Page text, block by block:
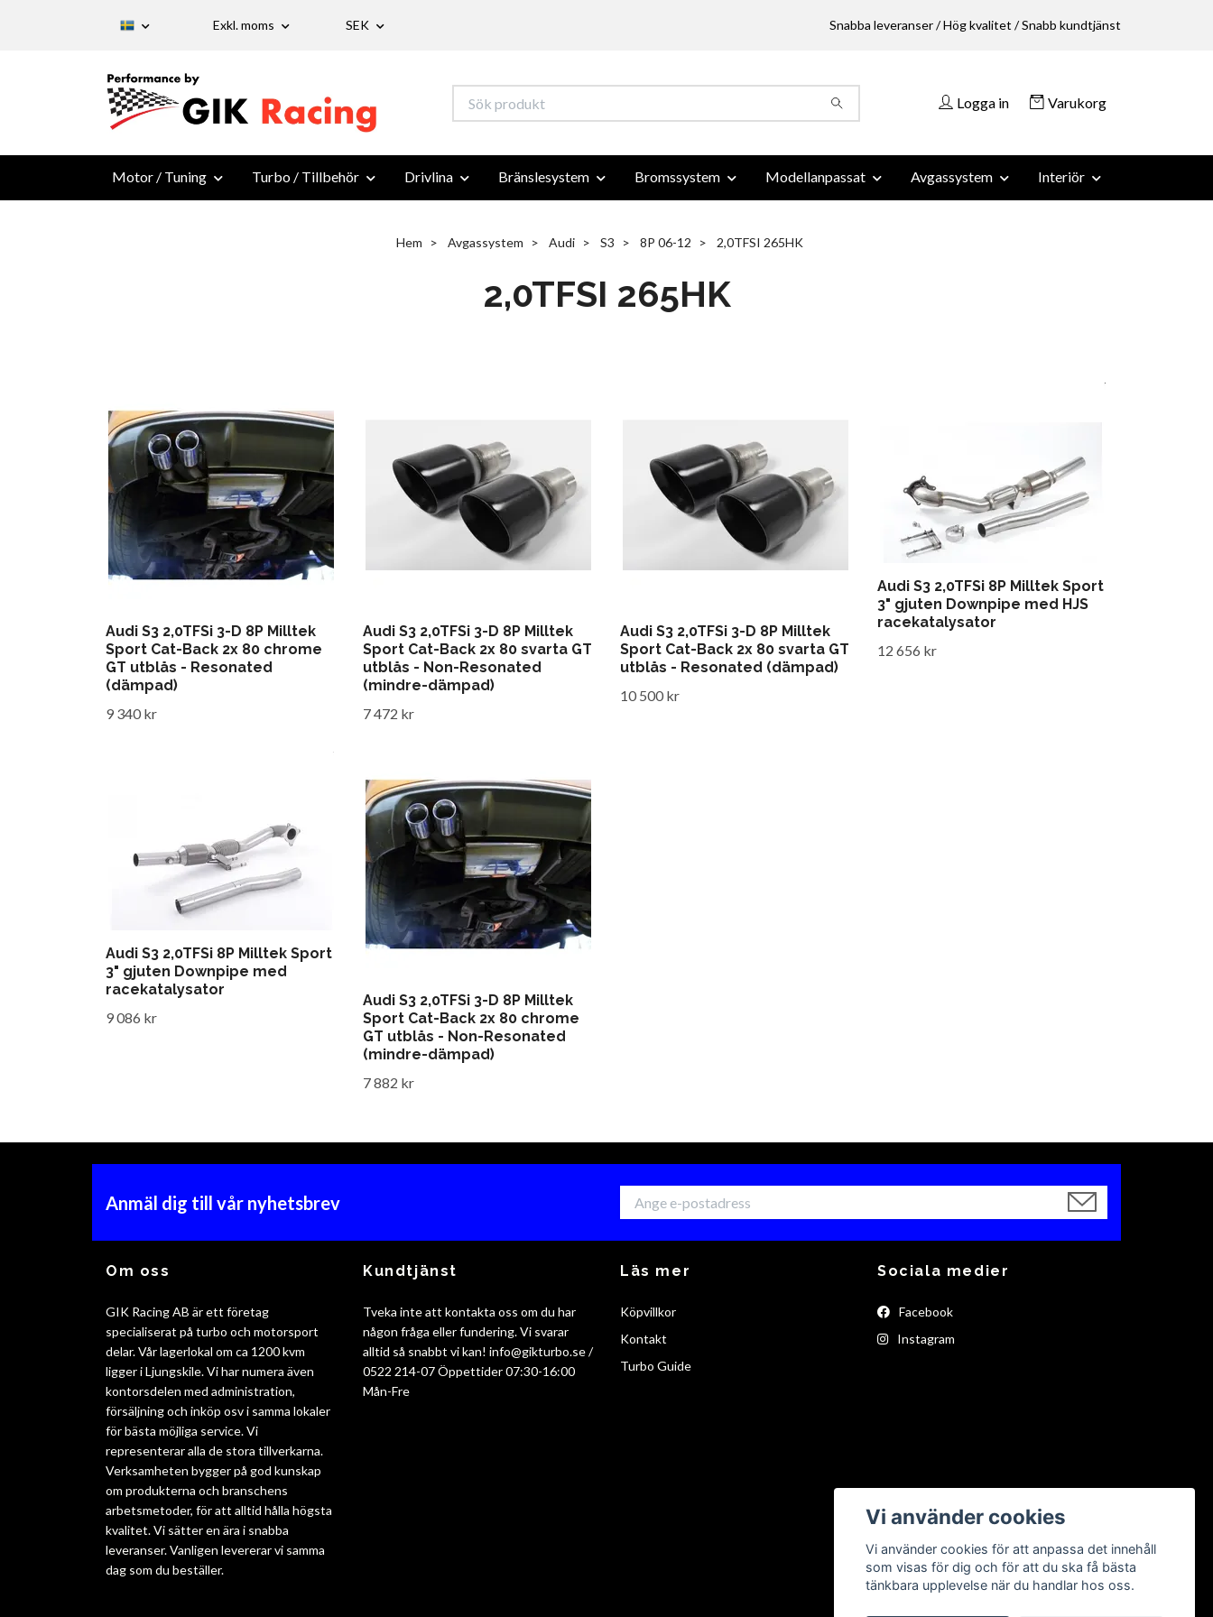
Exkl. moms SEK Snabba leveranser / Hög kvalitet / Snabb kundtjänst
Logga in Varukorg
Motor / Tuning Turbo / Tillbehör Drivlina Bränslesystem Bromssystem Modellanpassat Avgassystem Interiör
Hem Avgassystem Audi S3 8P 06-12 2,0TFSI 265HK
2,0TFSI 265HK
Audi S3 2,0TFSi 3-D 8P Milltek
Sport Cat-Back 2x 80 chrome
GT utblås - Resonated
(dämpad)
9 340 kr
Audi S3 2,0TFSi 3-D 8P Milltek
Sport Cat-Back 2x 80 svarta GT
utblås - Non-Resonated
(mindre-dämpad)
7 472 kr
Audi S3 2,0TFSi 3-D 8P Milltek
Sport Cat-Back 2x 80 svarta GT
utblås - Resonated (dämpad)
10 500 kr
Audi S3 2,0TFSi 8P Milltek Sport
3" gjuten Downpipe med HJS
racekatalysator
12 656 kr
Audi S3 2,0TFSi 8P Milltek Sport
3" gjuten Downpipe med
racekatalysator
9 086 kr
Audi S3 2,0TFSi 3-D 8P Milltek
Sport Cat-Back 2x 80 chrome
GT utblås - Non-Resonated
(mindre-dämpad)
7 882 kr
Anmäl dig till vår nyhetsbrev
Om oss
GIK Racing AB är ett företag
specialiserat på turbo och motorsport
delar. Vår lagerlokal om ca 1200 kvm
ligger i Ljungskile. Vi har numera även
kontorsdelen med administration,
försäljning och inköp osv i samma lokaler
för bästa möjliga service. Vi
representerar alla de stora tillverkarna.
Verksamheten bygger på god kunskap
om produkterna och branschens
arbetsmetoder, för att alltid hålla högsta
kvalitet. Vi sätter en ära i snabba
leveranser. Vanligen levererar vi samma
dag som du beställer.
Kundtjänst
Tveka inte att kontakta oss om du har
någon fråga eller fundering. Vi svarar
alltid så snabbt vi kan! info@gikturbo.se/
0522 214-07 Öppettider 07:30-16:00
Mån-Fre
Läs mer
Köpvillkor
Kontakt
Turbo Guide
Sociala medier
Facebook
Instagram
Vi använder cookies
Vi använder cookies för att anpassa det innehåll
som visas för dig och för att du ska få bästa
tänkbara upplevelse när du handlar hos oss.